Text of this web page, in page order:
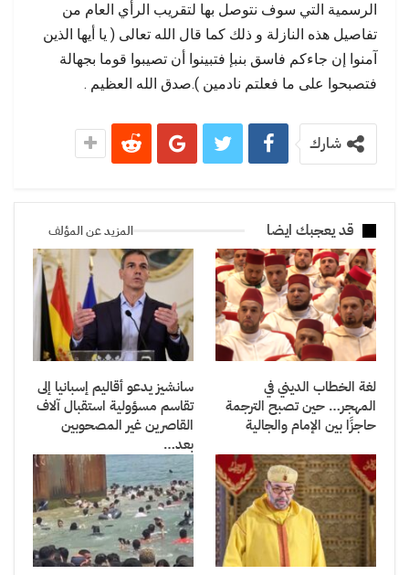
الرسمية التي سوف نتوصل بها لتقريب الرأي العام من
تفاصيل هذه النازلة و ذلك كما قال الله تعالى ( يا أيها الذين
آمنوا إن جاءكم فاسق بنبإ فتبينوا أن تصيبوا قوما بجهالة
فتصبحوا على ما فعلتم نادمين ).صدق الله العظيم .
شارك
قد يعجبك ايضا المزيد عن المؤلف
لغة الخطاب الديني في
المهجر… حين تصبح الترجمة
حاجزًا بين الإمام والجالية
سانشيز يدعو أقاليم إسبانيا إلى
تقاسم مسؤولية استقبال آلاف
القاصرين غير المصحوبين
بعد…